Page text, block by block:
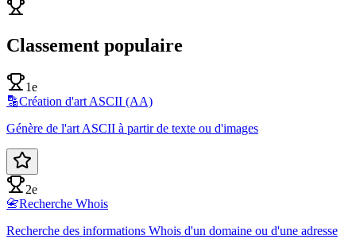
Classement populaire
1e
🔡Création d'art ASCII (AA)
Génère de l'art ASCII à partir de texte ou d'images
2e
📇Recherche Whois
Recherche des informations Whois d'un domaine ou d'une adresse